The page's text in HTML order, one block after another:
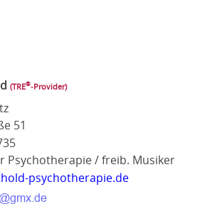
(TRE®‑Provider)
51
Psychotherapie / freib. Musiker
psychotherapie.de